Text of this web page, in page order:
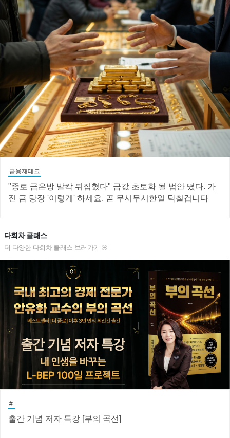
금융재테크
"종로 금은방 발칵 뒤집혔다" 금값 초토화 될 법안 떴다. 가
진 금 당장 '이렇게' 하세요. 곧 무시무시한일 닥칠겁니다
다회차 클래스
더 다양한 다회차 클래스 보러가기
#
출간 기념 저자 특강 [부의 곡선]